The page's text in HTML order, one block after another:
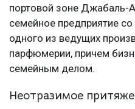
портовой зоне Джабаль-
семейное предприятие
одного из ведущих
парфюмерии, причем
семейным делом.
Неотразимое